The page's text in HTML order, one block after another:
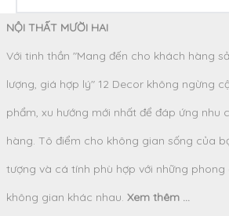
NỘI THẤT MƯỜI HAI
Với tinh thần "Mang đến cho khách hàng
lượng, giá hợp lý" 12 Decor không ngừng
phẩm, xu hướng mới nhất để đáp ứng nhu
hàng. Tô điểm cho không gian sống của
tượng và cá tính phù hợp với những
không gian khác nhau. Xem thêm ...